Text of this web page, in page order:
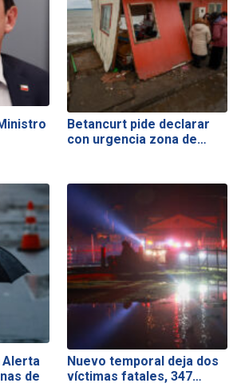
Betancurt pide declarar
con urgencia zona de…
Alerta
de
Nuevo temporal deja dos
víctimas fatales, 347…